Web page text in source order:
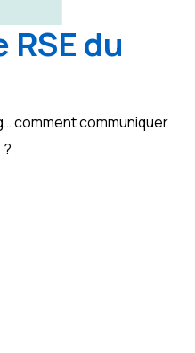
du
comment communiquer